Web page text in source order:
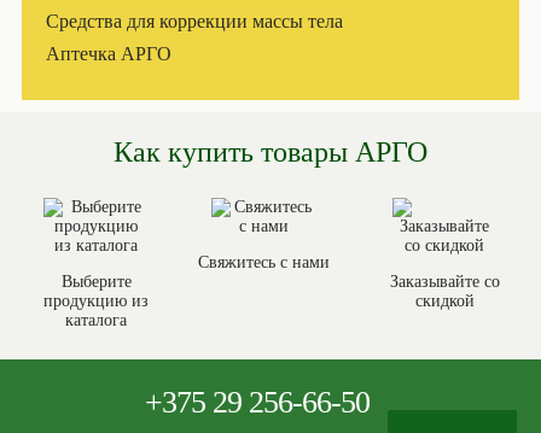
Средства для коррекции массы тела
Аптечка АРГО
Как купить товары АРГО
Выберите
продукцию из
каталога
Свяжитесь с нами
Заказывайте со
скидкой
+375 29 256-66-50